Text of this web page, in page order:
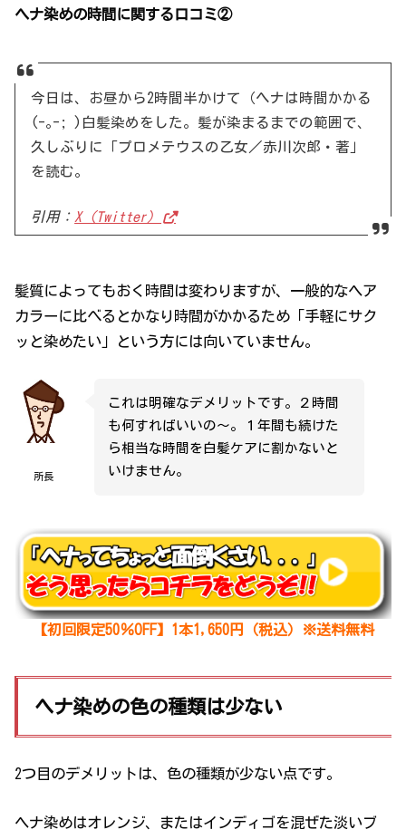
ヘナ染めの時間に関する口コミ②
今日は、お昼から2時間半かけて（ヘナは時間かかる
(-｡-; )白髪染めをした。髪が染まるまでの範囲で、
久しぶりに「プロメテウスの乙女／赤川次郎・著」
を読む。
引用： X（Twitter）
髪質によってもおく時間は変わりますが、一般的なヘア
カラーに比べるとかなり時間がかかるため「手軽にサク
ッと染めたい」という方には向いていません。
所長
これは明確なデメリットです。２時間
も何すればいいの～。１年間も続けた
ら相当な時間を白髪ケアに割かないと
いけません。
【初回限定50％OFF】1本1,650円（税込）※送料無料
ヘナ染めの色の種類は少ない
2つ目のデメリットは、色の種類が少ない点です。
ヘナ染めはオレンジ、またはインディゴを混ぜた淡いブ